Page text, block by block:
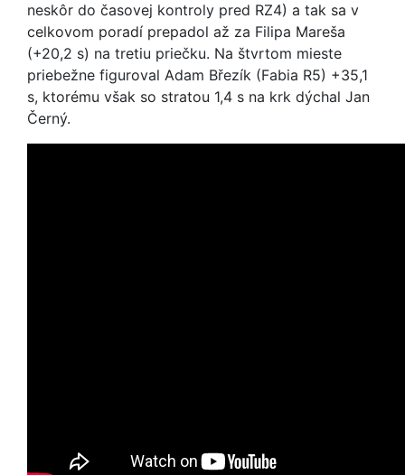
neskôr do časovej kontroly pred RZ4) a tak sa v
celkovom poradí prepadol až za Filipa Mareša
(+20,2 s) na tretiu priečku. Na štvrtom mieste
priebežne figuroval Adam Březík (Fabia R5) +35,1
s, ktorému však so stratou 1,4 s na krk dýchal Jan
Černý.